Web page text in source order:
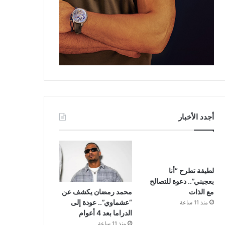
أجدد الأخبار
لطيفة تطرح “أنا
بعجبني”.. دعوة للتصالح
مع الذات
منذ 11 ساعة
محمد رمضان يكشف عن
“عشماوي”.. عودة إلى
الدراما بعد 4 أعوام
منذ 11 ساعة